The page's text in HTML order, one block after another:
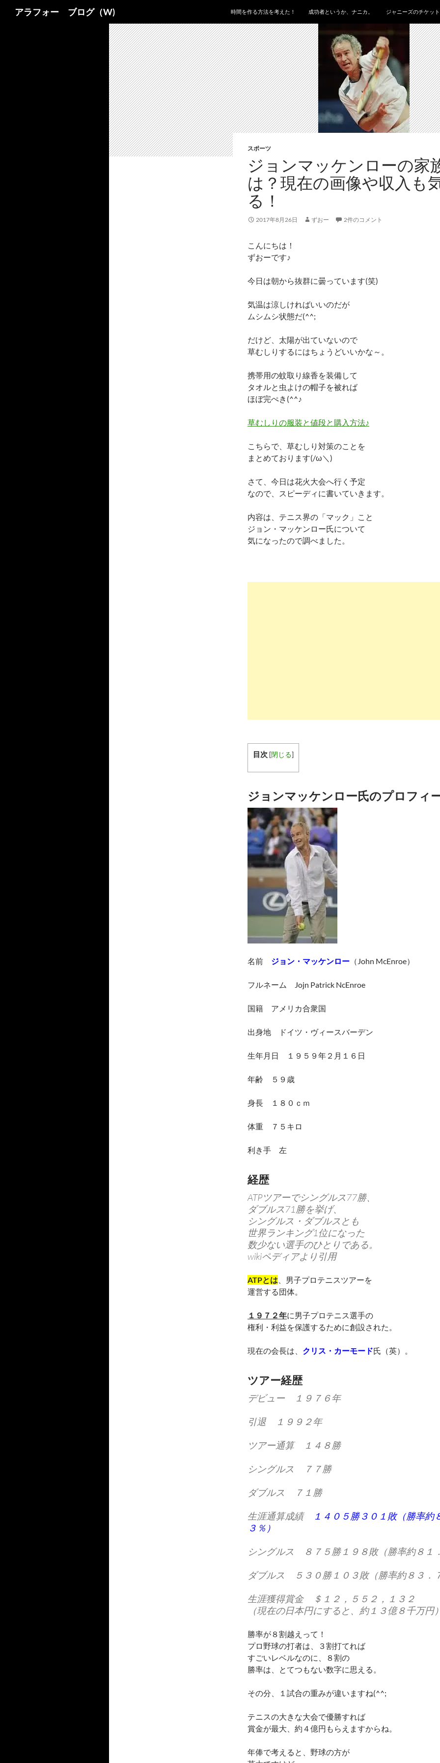
アラフォー ブログ（W) 時間を作る方法を考えた！ 成功者というか、ナニカ。 ジャニーズのチケッ
スポーツ
ジョンマッケンローの家
は？現在の画像や収入も
る！
2017年8月26日 ずおー 2件のコメント
こんにちは！
ずおーです♪
今日は朝から抜群に曇っています(笑)
気温は涼しければいいのだが
ムシムシ状態だ(^^;
だけど、太陽が出ていないので
草むしりするにはちょうどいいかな～。
携帯用の蚊取り線香を装備して
タオルと虫よけの帽子を被れば
ほぼ完ぺき(^^♪
草むしりの服装と値段と購入方法♪
こちらで、草むしり対策のことを
まとめております(/ω＼)
さて、今日は花火大会へ行く予定
なので、スピーディに書いていきます。
内容は、テニス界の「マック」こと
ジョン・マッケンロー氏について
気になったので調べました。
目次 [閉じる]
ジョンマッケンロー氏のプロフィ
名前 ジョン・マッケンロー （John McEnroe）
フルネーム Jojn Patrick NcEnroe
国籍 アメリカ合衆国
出身地 ドイツ・ヴィースバーデン
生年月日 １９５９年２月１６日
年齢 ５９歳
身長 １８０ｃｍ
体重 ７５キロ
利き手 左
経歴
ATPツアーでシングルス77勝、
ダブルス71勝を挙げ、
シングルス・ダブルスとも
世界ランキング1位になった
数少ない選手のひとりである。
wikiペディアより引用
ATPとは 、男子プロテニスツアーを
運営する団体。
１９７２年に男子プロテニス選手の
権利・利益を保護するために創設された。
現在の会長は、 クリス・カーモード氏（英）。
ツアー経歴
デビュー １９７６年
引退 １９９２年
ツアー通算 １４８勝
シングルス ７７勝
ダブルス ７１勝
生涯通算成績
１４０５勝３０１敗（勝率約
３％）
シングルス ８７５勝１９８敗（勝率約８１
ダブルス ５３０勝１０３敗（勝率約８３．
生涯獲得賞金 ＄１２，５５２，１３２
（現在の日本円にすると、約１３億８千万円
勝率が８割越えって！
プロ野球の打者は、３割打てれば
すごいレベルなのに、８割の
勝率は、とてつもない数字に思える。
その分、１試合の重みが違いますね(^^;
テニスの大きな大会で優勝すれば
賞金が最大、約４億円もらえますからね。
年俸で考えると、野球の方が